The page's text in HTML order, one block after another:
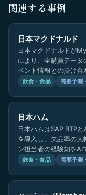
関連する事例
日本マクドナルド
日本マクドナルドが
により、全購買デー
ベント情報との掛け
飲食・食品 需要予測
日本ハム
日本ハムはSAP BTP
を導入し、欠品率の
ン担当者の経験知をAI
飲食・食品 需要予測